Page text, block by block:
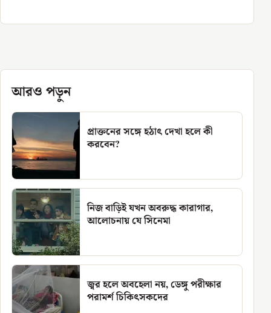
আরও পড়ুন
প্রাক্তনের সঙ্গে হঠাৎ দেখা হলে কী
করবেন?
নিজ বাড়িই যখন অবরুদ্ধ কারাগার,
আলোচনায় যে সিনেমা
জ্বর হলে অবহেলা নয়, ডেঙ্গু পরীক্ষার
পরামর্শ চিকিৎসকদের